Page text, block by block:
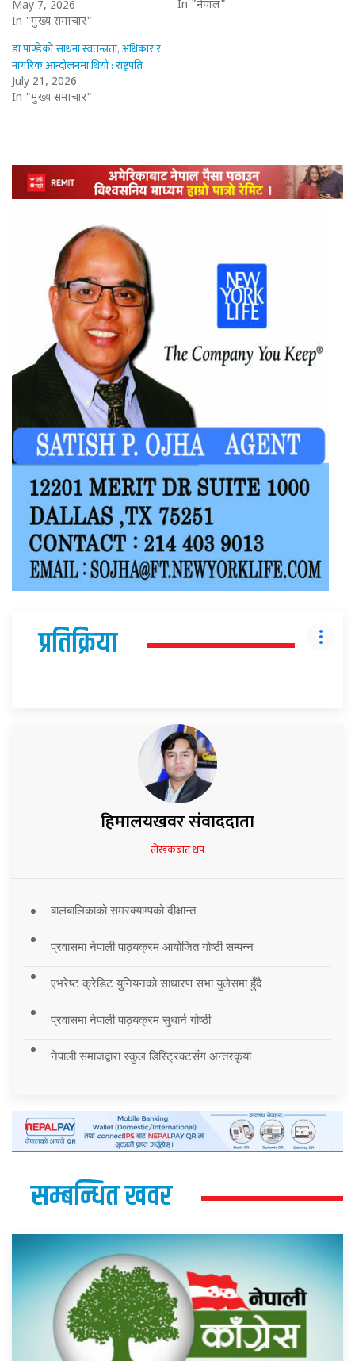
May 7, 2026
In "मुख्य समाचार"
In "नेपाल"
डा पाण्डेको साधना स्वतन्त्रता, अधिकार र
नागरिक आन्दोलनमा थियो : राष्ट्रपति
July 21, 2026
In "मुख्य समाचार"
प्रतिक्रिया
हिमालयखवर संवाददाता
लेखकबाट थप
बालबालिकाको समरक्याम्पको दीक्षान्त
प्रवासमा नेपाली पाठ्यक्रम आयोजित गोष्ठी सम्पन्न
एभरेष्ट क्रेडिट युनियनको साधारण सभा युलेसमा हुँदै
प्रवासमा नेपाली पाठ्यक्रम सुधार्न गोष्ठी
नेपाली समाजद्वारा स्कुल डिस्ट्रिक्टसँग अन्तरकृया
सम्बन्धित खवर